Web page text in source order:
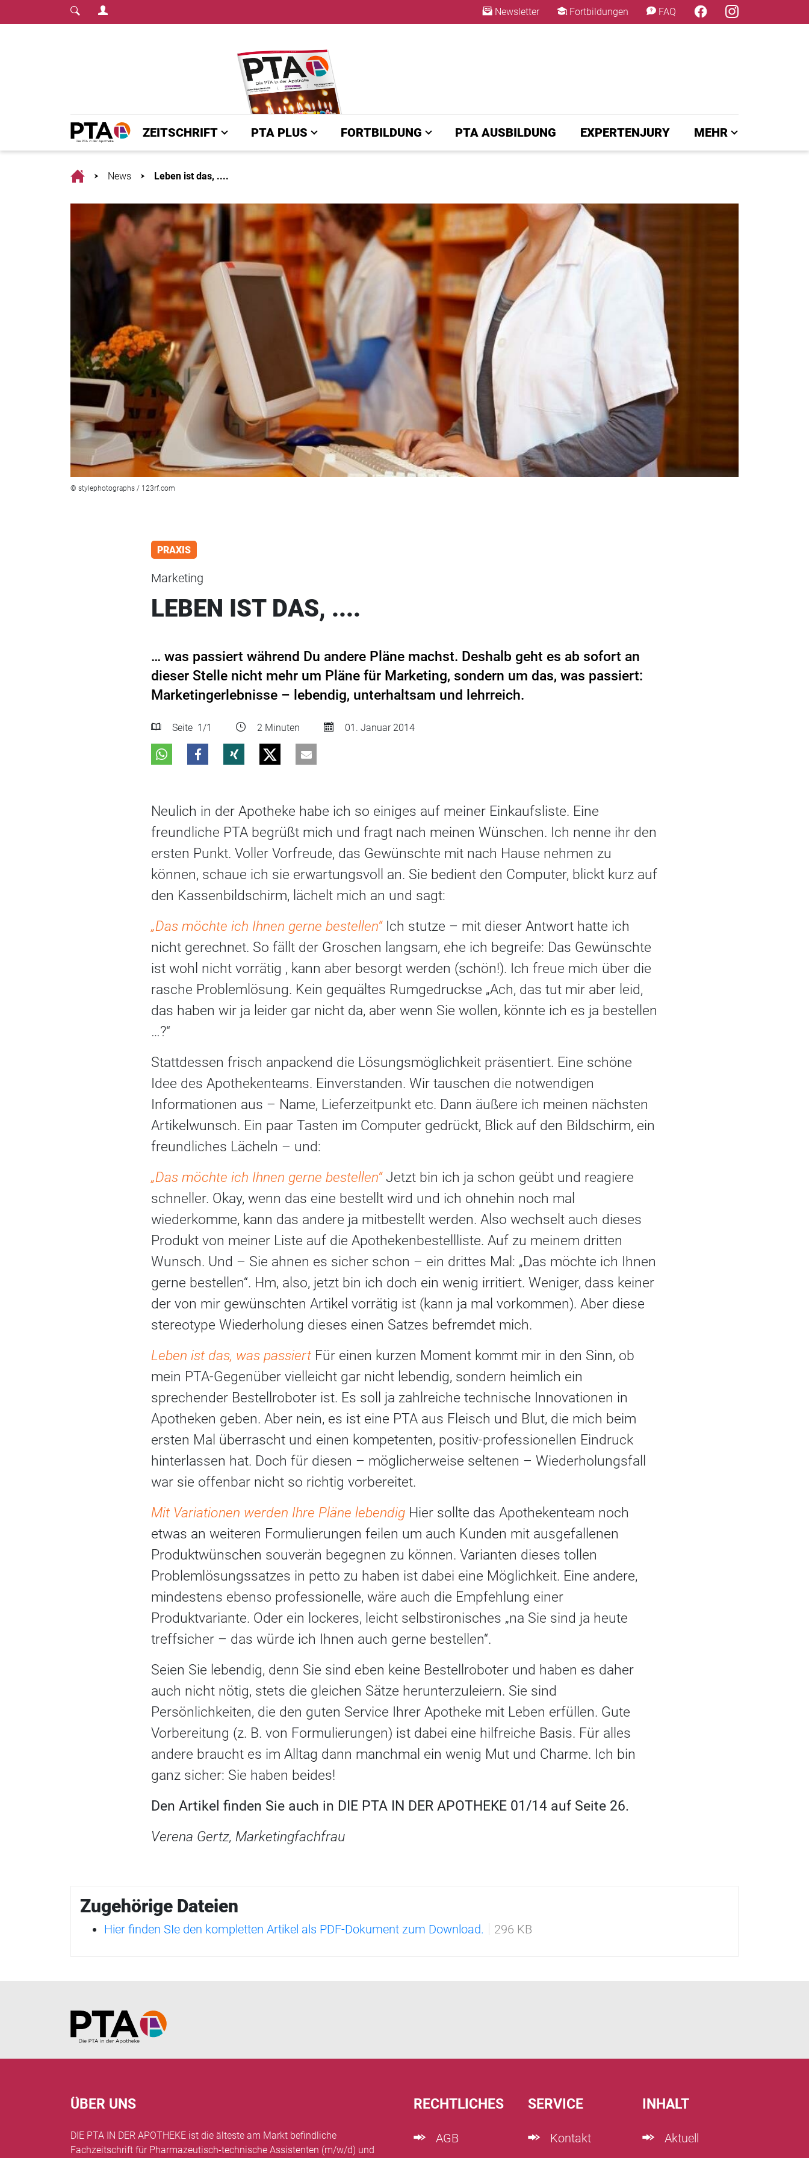
Login Menu Newsletter Fortbildungen FAQ
Home
ZEITSCHRIFT PTA PLUS FORTBILDUNG PTA AUSBILDUNG EXPERTENJURY MEHR
HomeNews Leben ist das, ....
© stylephotographs / 123rf.com
PRAXIS
Marketing
LEBEN IST DAS, ....
… was passiert während Du andere Pläne machst. Deshalb geht es ab sofort an
dieser Stelle nicht mehr um Pläne für Marketing, sondern um das, was passiert:
Marketingerlebnisse – lebendig, unterhaltsam und lehrreich.
Seite 1 /1 2 Minuten 01. Januar 2014
Neulich in der Apotheke habe ich so einiges auf meiner Einkaufsliste. Eine
freundliche PTA begrüßt mich und fragt nach meinen Wünschen. Ich nenne ihr den
ersten Punkt. Voller Vorfreude, das Gewünschte mit nach Hause nehmen zu
können, schaue ich sie erwartungsvoll an. Sie bedient den Computer, blickt kurz auf
den Kassenbildschirm, lächelt mich an und sagt:
„Das möchte ich Ihnen gerne bestellen“Ich stutze – mit dieser Antwort hatte ich
nicht gerechnet. So fällt der Groschen langsam, ehe ich begreife: Das Gewünschte
ist wohl nicht vorrätig , kann aber besorgt werden (schön!). Ich freue mich über die
rasche Problemlösung. Kein gequältes Rumgedruckse „Ach, das tut mir aber leid,
das haben wir ja leider gar nicht da, aber wenn Sie wollen, könnte ich es ja bestellen
…?“
Stattdessen frisch anpackend die Lösungsmöglichkeit präsentiert. Eine schöne
Idee des Apothekenteams. Einverstanden. Wir tauschen die notwendigen
Informationen aus – Name, Lieferzeitpunkt etc. Dann äußere ich meinen nächsten
Artikelwunsch. Ein paar Tasten im Computer gedrückt, Blick auf den Bildschirm, ein
freundliches Lächeln – und:
„Das möchte ich Ihnen gerne bestellen“Jetzt bin ich ja schon geübt und reagiere
schneller. Okay, wenn das eine bestellt wird und ich ohnehin noch mal
wiederkomme, kann das andere ja mitbestellt werden. Also wechselt auch dieses
Produkt von meiner Liste auf die Apothekenbestellliste. Auf zu meinem dritten
Wunsch. Und – Sie ahnen es sicher schon – ein drittes Mal: „Das möchte ich Ihnen
gerne bestellen“. Hm, also, jetzt bin ich doch ein wenig irritiert. Weniger, dass keiner
der von mir gewünschten Artikel vorrätig ist (kann ja mal vorkommen). Aber diese
stereotype Wiederholung dieses einen Satzes befremdet mich.
Leben ist das, was passiert Für einen kurzen Moment kommt mir in den Sinn, ob
mein PTA-Gegenüber vielleicht gar nicht lebendig, sondern heimlich ein
sprechender Bestellroboter ist. Es soll ja zahlreiche technische Innovationen in
Apotheken geben. Aber nein, es ist eine PTA aus Fleisch und Blut, die mich beim
ersten Mal überrascht und einen kompetenten, positiv-professionellen Eindruck
hinterlassen hat. Doch für diesen – möglicherweise seltenen – Wiederholungsfall
war sie offenbar nicht so richtig vorbereitet.
Mit Variationen werden Ihre Pläne lebendig Hier sollte das Apothekenteam noch
etwas an weiteren Formulierungen feilen um auch Kunden mit ausgefallenen
Produktwünschen souverän begegnen zu können. Varianten dieses tollen
Problemlösungssatzes in petto zu haben ist dabei eine Möglichkeit. Eine andere,
mindestens ebenso professionelle, wäre auch die Empfehlung einer
Produktvariante. Oder ein lockeres, leicht selbstironisches „na Sie sind ja heute
treffsicher – das würde ich Ihnen auch gerne bestellen“.
Seien Sie lebendig, denn Sie sind eben keine Bestellroboter und haben es daher
auch nicht nötig, stets die gleichen Sätze herunterzuleiern. Sie sind
Persönlichkeiten, die den guten Service Ihrer Apotheke mit Leben erfüllen. Gute
Vorbereitung (z. B. von Formulierungen) ist dabei eine hilfreiche Basis. Für alles
andere braucht es im Alltag dann manchmal ein wenig Mut und Charme. Ich bin
ganz sicher: Sie haben beides!
Den Artikel finden Sie auch in DIE PTA IN DER APOTHEKE 01/14 auf Seite 26.
Verena Gertz, Marketingfachfrau
Zugehörige Dateien
Hier finden SIe den kompletten Artikel als PDF-Dokument zum Download. 296 KB
Home
ÜBER UNS
DIE PTA IN DER APOTHEKE ist die älteste am Markt befindliche
Fachzeitschrift für Pharmazeutisch-technische Assistenten (m/w/d) und
RECHTLICHES
AGB
SERVICE
Kontakt
INHALT
Aktuell
×